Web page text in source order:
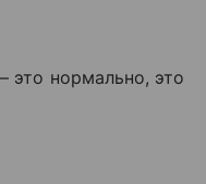
это нормально, это